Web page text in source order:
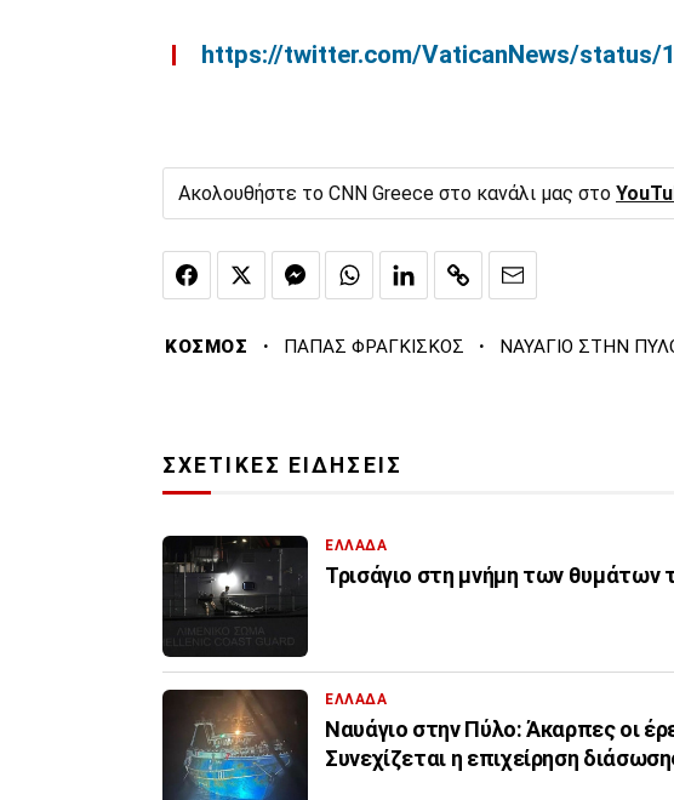
https://twitter.com/VaticanNews/status/
Ακολουθήστε το CNN Greece στο κανάλι μας στο
ΚΟΣΜΟΣ · ΠΑΠΑΣ ΦΡΑΓΚΙΣΚΟΣ · ΝΑΥΑΓΙΟ ΣΤΗΝ
ΣΧΕΤΙΚΕΣ ΕΙΔΗΣΕΙΣ
ΕΛΛΑΔΑ
Τρισάγιο στη μνήμη των θυμάτων
ΕΛΛΑΔΑ
Ναυάγιο στην Πύλο: Άκαρπες οι
Συνεχίζεται η επιχείρηση